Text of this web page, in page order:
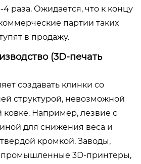
4 раза. Ожидается, что к концу
партии таких
в продажу.
(3D-печать
создавать клинки со
структурой, невозможной
Например, лезвие с
для снижения веса и
кромкой. Заводы,
3D-принтеры,